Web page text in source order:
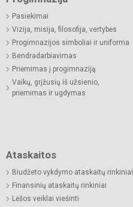
Pasiekimai
Vizija, misija, filosofija, vertybės
Progimnazijos simboliai ir uniforma
Bendradarbiavimas
Priėmimas į progimnaziją
Vaikų, grįžusių iš užsienio,
priėmimas ir ugdymas
Ataskaitos
Biudžeto vykdymo ataskaitų rinkiniai
Finansinių ataskaitų rinkiniai
Lėšos veiklai viešinti